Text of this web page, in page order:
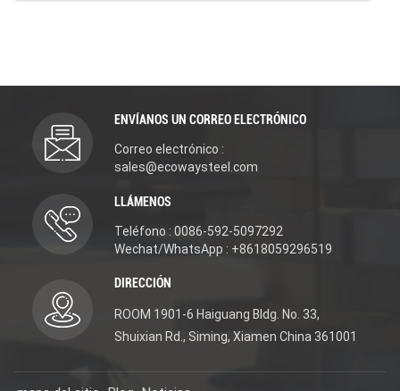
ENVÍANOS UN CORREO ELECTRÓNICO
Correo electrónico :
sales@ecowaysteel.com
LLÁMENOS
Teléfono : 0086-592-5097292
Wechat/WhatsApp : +8618059296519
DIRECCIÓN
ROOM 1901-6 Haiguang Bldg. No. 33,
Shuixian Rd., Siming, Xiamen China 361001